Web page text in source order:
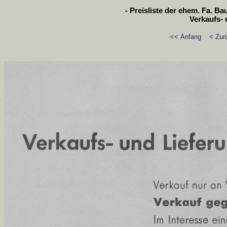
- Preisliste der ehem. Fa.
Verkaufs-
·<< Anfang <